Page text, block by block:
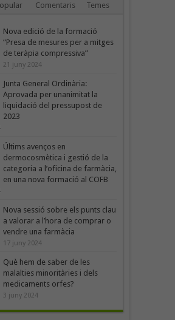
Comentaris Temes
Nova edició de la formació
“Presa de mesures per a mitges
de teràpia compressiva”
21 juny 2024
Junta General Ordinària:
Aprovada per unanimitat la
liquidació del pressupost de
2023
Últims avenços en
dermocosmètica i gestió de la
categoria a l’oficina de farmàcia,
en una nova formació al COFB
Nova sessió sobre els punts clau
a valorar a l’hora de comprar o
vendre una farmàcia
17 juny 2024
Què hem de saber de les
malalties minoritàries i dels
medicaments orfes?
3 juny 2024